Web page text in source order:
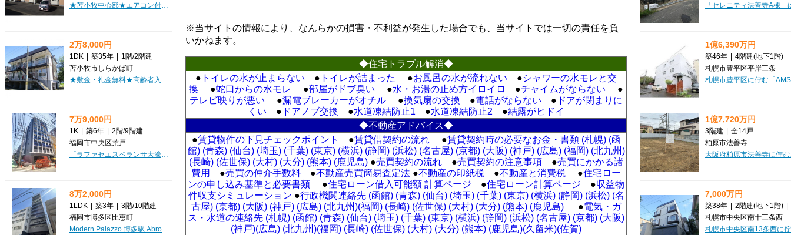
※当サイトの情報により、なんらかの損害・不利益が発生した場合でも、当サイトでは一切の責任を負
いかねます。
◆住宅トラブル解消◆
● トイレの水が止まらない ● トイレが詰まった ●お風呂の水が流れない ●シャワーの水モレと交
換 ●蛇口からの水モレ ●部屋がドブ臭い ●水・お湯の止め方イロイロ ●チャイムがならない ●
テレビ映りが悪い ●漏電ブレーカーがオチル ●換気扇の交換 ●電話がならない ● ドアが閉まりに
くい ● ドアノブ交換 ●水道凍結防止1 ●水道凍結防止2 ●結露がヒドイ
◆不動産アドバイス◆
●賃貸物件の下見チェックポイント ●賃貸借契約の流れ●賃貸契約時の必要なお金・書類 (札幌) (函
館) (青森) (仙台) (埼玉) (千葉) (東京) (横浜) (静岡) (浜松) (名古屋) (京都) (大阪) (神戸) (広島) (福岡) (北九州)
(長崎) (佐世保) (大村) (大分) (熊本) (鹿児島) ●売買契約の流れ ●売買契約の注意事項 ●売買にかかる諸
費用
●売買の仲介手数料 ●不動産売買簡易査定法 ●不動産の印紙税 ●不動産と消費税 ●住宅ロー
ンの申し込み基準と必要書類 ●住宅ローン借入可能額 計算ページ ●住宅ローン計算ページ ●収益物
件収支シミュレーション ●行政機関連絡先 (函館) (青森) (仙台) (埼玉) (千葉) (東京) (横浜) (静岡) (浜松) (名
古屋) (京都) (大阪) (神戸) (広島) (北九州)(福岡) (長崎) (佐世保) (大村) (大分) (熊本) (鹿児島)●電気・ガ
ス・水道の連絡先 (札幌) (函館) (青森) (仙台) (埼玉) (千葉) (東京) (横浜) (静岡) (浜松) (名古屋) (京都) (大阪)
(神戸)(広島) (北九州)(福岡) (長崎) (佐世保) (大村) (大分) (熊本) (鹿児島)(久留米)(佐賀)
★苫小牧中心部★エアコン付き♪角部屋♪リビング広々・内装キレイ！苫小牧駅近くで買い物便利！
2万8,000円
1DK 築35年 1階/2階建
苫小牧市しらかば町
★敷金・礼金無料★高齢者入居可能♪生活保護相談可♪駅近物件！近隣商業施設あり！リフォーム済で内装キレイ！初期費用クレジット決済OK！
7万9,000円
1K 築6年 2階/9階建
福岡市中央区荒戸
「ラファセエスペランサ大濠」は、福岡市営地下鉄空港線「大濠公園」駅から徒歩7分の場所に位置する、快適な暮らしを叶えるマンションです。お一人暮らしにぴったりの1K、26.28m²のお部屋で、新たな生活をスタートしませんか？こちらの物件の大きな魅力は、新生活をすぐに始められる「家具・家電付」という点です。引越しの手間を減らせるのは嬉しいですね。さらに、大切なご家族の一員であるペットとの暮らしもご相談いただけます。広々としたウォークインクローゼットやシューズボックスで収納も充実しており、お部屋をすっきりと保てます。水回りはバス・トイレ別はもちろん、温水洗浄トイレや浴室乾燥機、浴室暖房まで完備され、日々の疲れを癒してくれるでしょう。システムキッチンには2口コンロがあり、お料理も存分に楽しめます。周辺にはスーパーやコンビニ、100円ショップが徒歩2分圏内に揃い、お買い物に困ることはありません。防犯カメラやモニタ付インターホン、宅配BOXなど、安心と便利を兼ね備えた設備も充実しています。角部屋でバルコニーも2面以上あり、開放感も魅力です。現在居住中ですが、7月29日退去予定と...
8万2,000円
1LDK 築3年 3階/10階建
福岡市博多区比恵町
Modern Palazzo 博多駅 Abroadで、新しい暮らしを始めてみませんか？福岡市博多区比恵町に位置するこちらの1LDKマンションは、お一人暮らしはもちろん、お二人での新生活にもぴったりの32.2㎡。月々82,000円、管理費6,000円で、憧れの都心ライフが叶います。JR博多駅まで徒歩13分、福岡市営地下鉄空港線 東比恵駅へも徒歩11分と、通勤・通学、お出かけに便利な立地が魅力です。さらに、家具・家電付きなので、引っ越しの初期費用を抑えたい方には嬉しいポイント。大切なペットと一緒に暮らせるのも見逃せません。お部屋はデザイナーズ仕様で、システムキッチンやバス・トイレ別など水回りも充実。オートロックや防犯カメラでセキュリティも安心です。宅配BOXや室内洗濯機置場、フローリングなど、快適な毎日をサポートする設備が揃っています。徒歩2分圏内にスーパーやコンビニが複数あり、急なお買い物にも困りません。この素敵な住まいで、あなたらしい豊かな日々をスタートさせてください。ぜひ一度、ご内見にいらしてくださいね。
1億6,390万円
築46年 4階建(地下1階)
札幌市豊平区平岸三条
1億7,720万円
3階建
全14戸
柏原市法善寺
7,000万円
築38年 2階建(地下1階)
札幌市中央区南十三条西